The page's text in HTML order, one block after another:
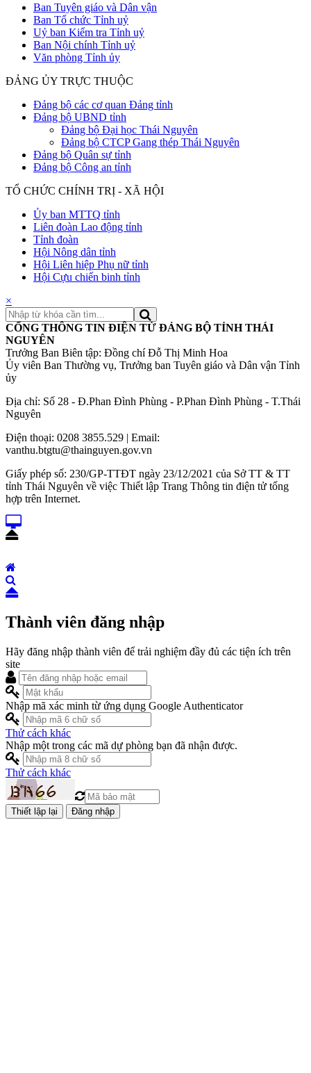
Ban Tuyên giáo và Dân vận
Ban Tổ chức Tỉnh uỷ
Uỷ ban Kiểm tra Tỉnh uỷ
Ban Nội chính Tỉnh uỷ
Văn phòng Tỉnh ủy
ĐẢNG ỦY TRỰC THUỘC
Đảng bộ các cơ quan Đảng tỉnh
Đảng bộ UBND tỉnh
Đảng bộ Đại học Thái Nguyên
Đảng bộ CTCP Gang thép Thái Nguyên
Đảng bộ Quân sự tỉnh
Đảng bộ Công an tỉnh
TỔ CHỨC CHÍNH TRỊ - XÃ HỘI
Ủy ban MTTQ tỉnh
Liên đoàn Lao động tỉnh
Tỉnh đoàn
Hội Nông dân tỉnh
Hội Liên hiệp Phụ nữ tỉnh
Hội Cựu chiến binh tỉnh
×
CỔNG THÔNG TIN ĐIỆN TỬ ĐẢNG BỘ TỈNH THÁI
NGUYÊN
Trưởng Ban Biên tập: Đồng chí Đỗ Thị Minh Hoa
Ủy viên Ban Thường vụ, Trưởng ban Tuyên giáo và Dân vận Tỉnh
ủy
Địa chỉ: Số 28 - Đ.Phan Đình Phùng - P.Phan Đình Phùng - T.Thái
Nguyên
Điện thoại: 0208 3855.529 | Email:
vanthu.btgtu@thainguyen.gov.vn
Giấy phép số: 230/GP-TTĐT ngày 23/12/2021 của Sở TT & TT
tỉnh Thái Nguyên về việc Thiết lập Trang Thông tin điện tử tổng
hợp trên Internet.
Thành viên đăng nhập
Hãy đăng nhập thành viên để trải nghiệm đầy đủ các tiện ích trên
site
Nhập mã xác minh từ ứng dụng Google Authenticator
Thử cách khác
Nhập một trong các mã dự phòng bạn đã nhận được.
Thử cách khác
Đăng nhập